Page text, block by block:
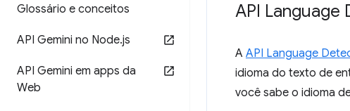
Glossário e conceitos
API Gemini no Node.js
API Gemini em apps da
Web
API Language
A API Language
idioma do texto de
você sabe o idioma